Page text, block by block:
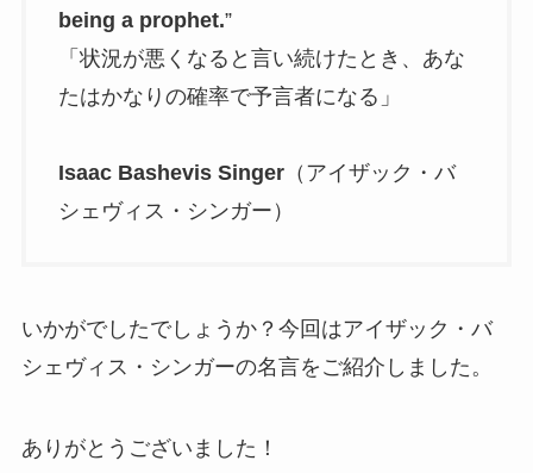
being a prophet.”
「状況が悪くなると言い続けたとき、あな
たはかなりの確率で予言者になる」
Isaac Bashevis Singer（アイザック・バ
シェヴィス・シンガー）
いかがでしたでしょうか？今回はアイザック・バ
シェヴィス・シンガーの名言をご紹介しました。
ありがとうございました！